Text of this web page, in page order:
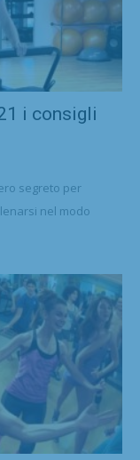
i consigli
segreto per
nel modo